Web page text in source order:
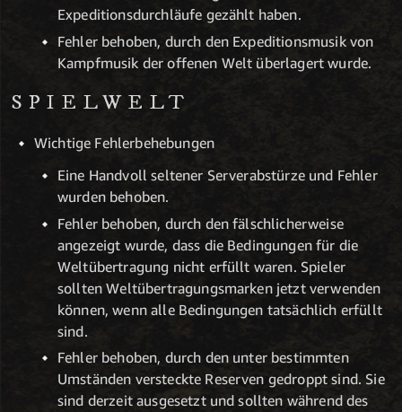
Expeditionsdurchläufe gezählt haben.
Fehler behoben, durch den Expeditionsmusik von
Kampfmusik der offenen Welt überlagert wurde.
SPIELWELT
Wichtige Fehlerbehebungen
Eine Handvoll seltener Serverabstürze und Fehler
wurden behoben.
Fehler behoben, durch den fälschlicherweise
angezeigt wurde, dass die Bedingungen für die
Weltübertragung nicht erfüllt waren. Spieler
sollten Weltübertragungsmarken jetzt verwenden
können, wenn alle Bedingungen tatsächlich erfüllt
sind.
Fehler behoben, durch den unter bestimmten
Umständen versteckte Reserven gedroppt sind. Sie
sind derzeit ausgesetzt und sollten während des